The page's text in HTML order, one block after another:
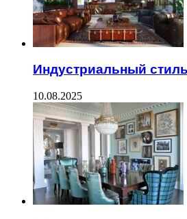
Индустриальный
10.08.2025